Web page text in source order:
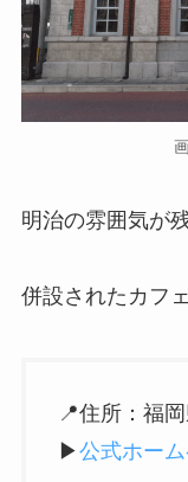
明治の雰囲気が
併設されたカフ
📍住所：福
▶︎公式ホー